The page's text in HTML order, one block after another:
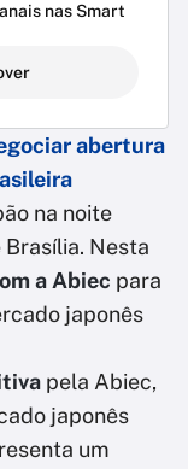
nas Smart
abertura
na noite
Brasília. Nesta
a Abiec para
japonês
pela Abiec,
japonês
um